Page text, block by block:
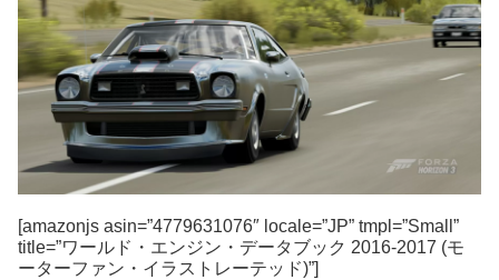
[amazonjs asin=”4779631076″ locale=”JP” tmpl=”Small”
title=”ワールド・エンジン・データブック 2016-2017 (モ
ーターファン・イラストレーテッド)”]